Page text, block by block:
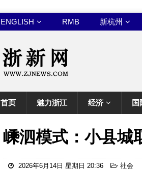
ENGLISH RMB 新杭州
首页 魅力浙江 经济 国
嵊泗模式：小县城
2026年6月14日 星期日 20:36 社会